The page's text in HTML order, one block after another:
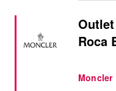
Roca
Moncler